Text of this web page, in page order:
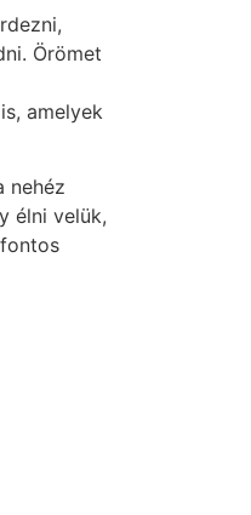
Örömet
amelyek
nehéz
élni velük,